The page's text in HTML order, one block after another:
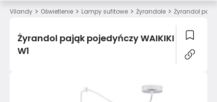
Vilandy > Oświetlenie > Lampy sufitowe > Żyrandole > Żyrandol
Żyrandol pająk pojedyńczy WAIKIKI
W1